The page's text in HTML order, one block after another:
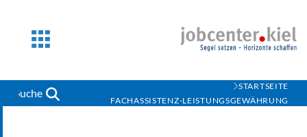
STARTSEITE
FACHASSISTENZ-LEISTUNGSGEWÄHRUNG
Suche